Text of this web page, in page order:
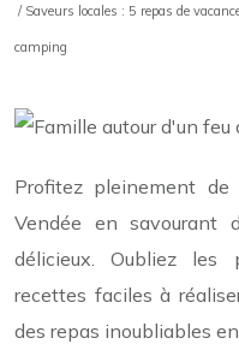
/ Saveurs locales : 5 repas de
camping
Profitez pleinement
Vendée en savourant
délicieux. Oubliez les
recettes faciles à
des repas inoubliables